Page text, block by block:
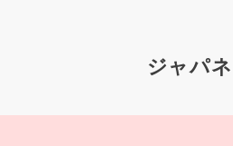
ジャパ